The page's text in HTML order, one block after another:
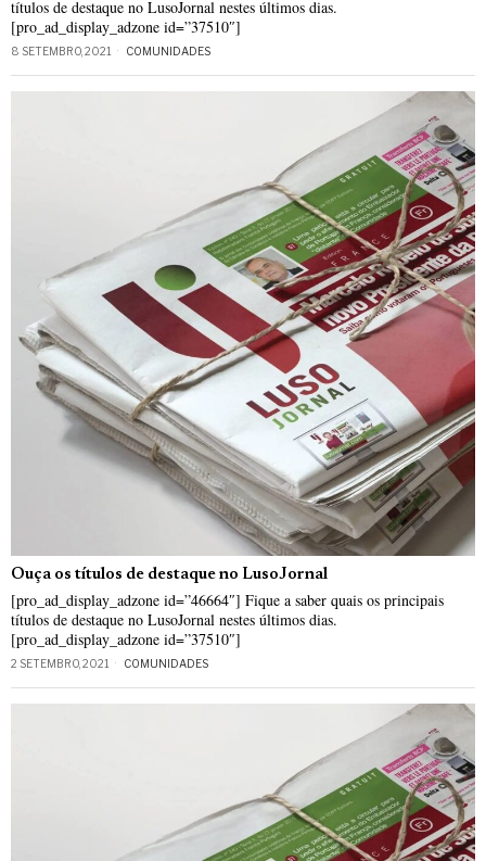
títulos de destaque no LusoJornal nestes últimos dias.
[pro_ad_display_adzone id=”37510″]
8 SETEMBRO, 2021 COMUNIDADES
Ouça os títulos de destaque no LusoJornal
[pro_ad_display_adzone id=”46664″] Fique a saber quais os principais
títulos de destaque no LusoJornal nestes últimos dias.
[pro_ad_display_adzone id=”37510″]
2 SETEMBRO, 2021 COMUNIDADES